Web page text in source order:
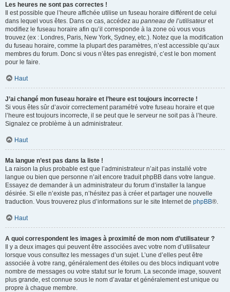
Les heures ne sont pas correctes !
Il est possible que l’heure affichée utilise un fuseau horaire différent de celui
dans lequel vous êtes. Dans ce cas, accédez au panneau de l’utilisateuret
modifiez le fuseau horaire afin qu’il corresponde à la zone où vous vous
trouvez (ex : Londres, Paris, New York, Sydney, etc.). Notez que la modification
du fuseau horaire, comme la plupart des paramètres, n’est accessible qu’aux
membres du forum. Donc si vous n’êtes pas enregistré, c’est le bon moment
pour le faire.
Haut
J’ai changé mon fuseau horaire et l’heure est toujours incorrecte !
Si vous êtes sûr d’avoir correctement paramétré votre fuseau horaire et que
l’heure est toujours incorrecte, il se peut que le serveur ne soit pas à l’heure.
Signalez ce problème à un administrateur.
Haut
Ma langue n’est pas dans la liste !
La raison la plus probable est que l’administrateur n’ait pas installé votre
langue ou bien que personne n’ait encore traduit phpBB dans votre langue.
Essayez de demander à un administrateur du forum d’installer la langue
désirée. Si elle n’existe pas, n’hésitez pas à créer et partager une nouvelle
traduction. Vous trouverez plus d’informations sur le site Internet de phpBB®.
Haut
A quoi correspondent les images à proximité de mon nom d’utilisateur ?
Il y a deux images qui peuvent être associées avec votre nom d’utilisateur
lorsque vous consultez les messages d’un sujet. L’une d’elles peut être
associée à votre rang, généralement des étoiles ou des blocs indiquant votre
nombre de messages ou votre statut sur le forum. La seconde image, souvent
plus grande, est connue sous le nom d’avatar et généralement est unique ou
propre à chaque membre.